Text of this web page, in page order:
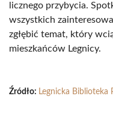
licznego przybycia.
wszystkich
zgłębić temat, który
mieszkańców Legnicy.
Źródło: Legnicka Biblioteka